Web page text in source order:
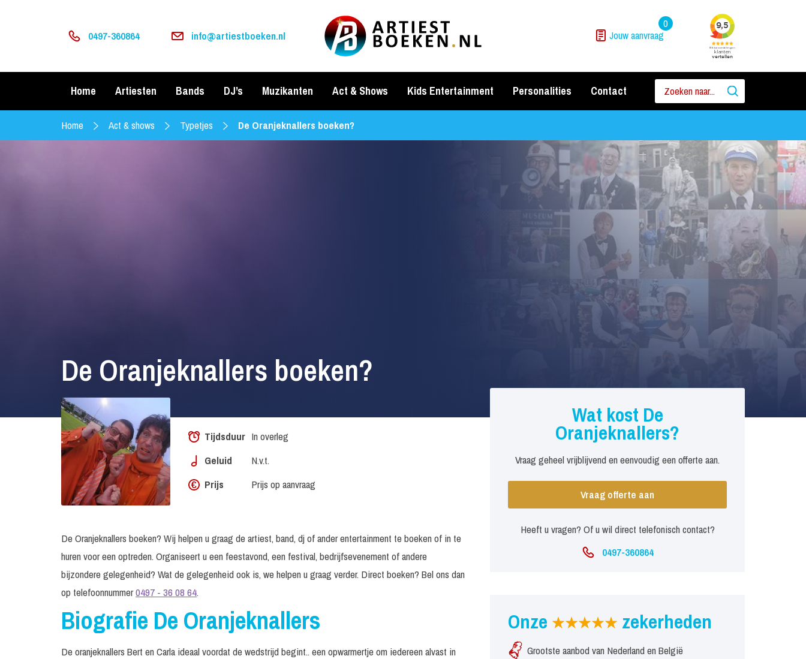
0497-360864 info@artiestboeken.nl Jouw aanvraag
0
Home Artiesten Bands DJ’s Muzikanten Act & Shows Kids Entertainment Personalities Contact
Home Act & shows Typetjes De Oranjeknallers boeken?
De Oranjeknallers boeken?
Tijdsduur In overleg
Geluid
N.v.t.
Prijs
Prijs op aanvraag
De Oranjeknallers boeken? Wij helpen u graag de artiest, band, dj of ander entertainment te boeken of in te
huren voor een optreden. Organiseert u een feestavond, een festival, bedrijfsevenement of andere
bijzondere gelegenheid? Wat de gelegenheid ook is, we helpen u graag verder. Direct boeken? Bel ons dan
op telefoonnummer0497 - 36 08 64.
Biografie De Oranjeknallers
De oranjeknallers Bert en Carla ideaal voordat de wedstrijd begint.. een opwarmertje om iedereen alvast in
Wat kost De
Oranjeknallers?
Vraag geheel vrijblijvend en eenvoudig een offerte aan.
Vraag offerte aan
Heeft u vragen? Of u wil direct telefonisch contact?
0497-360864
Onze zekerheden
Grootste aanbod van Nederland en België